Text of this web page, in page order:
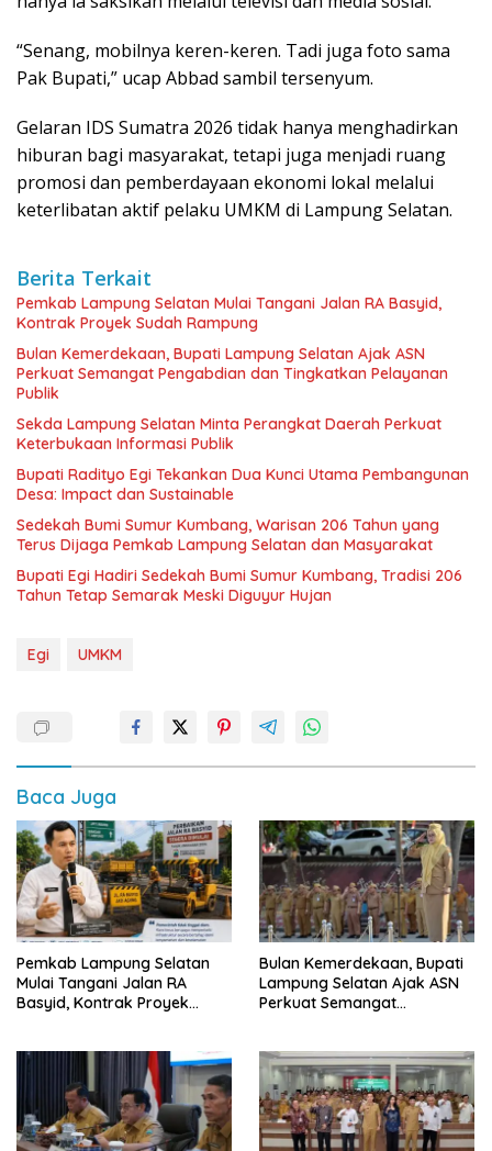
“Senang, mobilnya keren-keren. Tadi juga foto sama
Pak Bupati,” ucap Abbad sambil tersenyum.
Gelaran IDS Sumatra 2026 tidak hanya menghadirkan
hiburan bagi masyarakat, tetapi juga menjadi ruang
promosi dan pemberdayaan ekonomi lokal melalui
keterlibatan aktif pelaku UMKM di Lampung Selatan.
Berita Terkait
Pemkab Lampung Selatan Mulai Tangani Jalan RA Basyid,
Kontrak Proyek Sudah Rampung
Bulan Kemerdekaan, Bupati Lampung Selatan Ajak ASN
Perkuat Semangat Pengabdian dan Tingkatkan Pelayanan
Publik
Sekda Lampung Selatan Minta Perangkat Daerah Perkuat
Keterbukaan Informasi Publik
Bupati Radityo Egi Tekankan Dua Kunci Utama Pembangunan
Desa: Impact dan Sustainable
Sedekah Bumi Sumur Kumbang, Warisan 206 Tahun yang
Terus Dijaga Pemkab Lampung Selatan dan Masyarakat
Bupati Egi Hadiri Sedekah Bumi Sumur Kumbang, Tradisi 206
Tahun Tetap Semarak Meski Diguyur Hujan
Egi UMKM
Baca Juga
Pemkab Lampung Selatan
Mulai Tangani Jalan RA
Basyid, Kontrak Proyek
Bulan Kemerdekaan, Bupati
Lampung Selatan Ajak ASN
Perkuat Semangat